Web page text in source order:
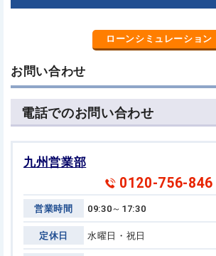
ローンシミュレーション
お問い合わせ
電話でのお問い合わせ
九州営業部
0120-756-846
営業時間 09:30～17:30
定休日 水曜日・祝日